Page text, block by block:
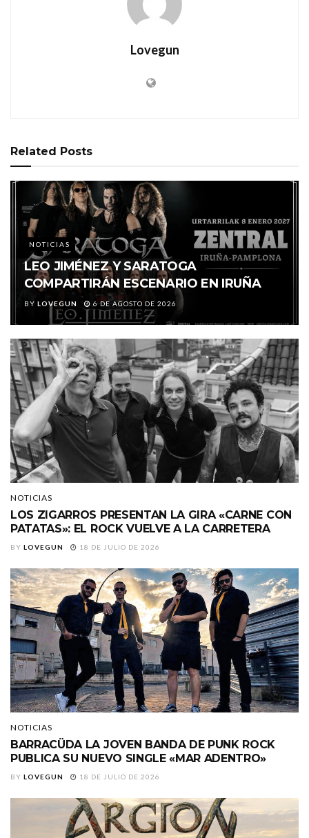
Lovegun
Related Posts
NOTICIAS
LEO JIMÉNEZ Y SARATOGA
COMPARTIRÁN ESCENARIO EN IRUÑA
BY LOVEGUN 6 DE AGOSTO DE 2026
NOTICIAS
LOS ZIGARROS PRESENTAN LA GIRA «CARNE CON
PATATAS»: EL ROCK VUELVE A LA CARRETERA
BY LOVEGUN 18 DE JULIO DE 2026
NOTICIAS
BARRACÜDA LA JOVEN BANDA DE PUNK ROCK
PUBLICA SU NUEVO SINGLE «MAR ADENTRO»
BY LOVEGUN 18 DE JULIO DE 2026